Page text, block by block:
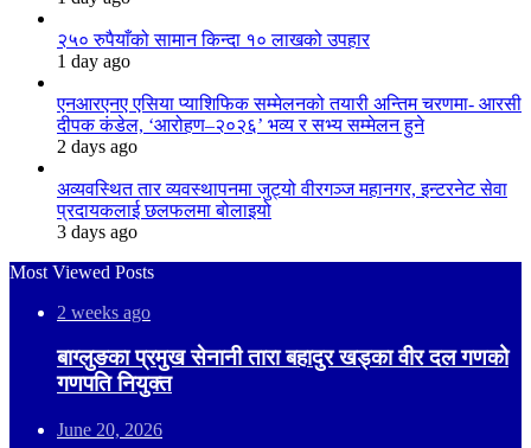
२५० रुपैयाँको सामान किन्दा १० लाखको उपहार
1 day ago
एनआरएनए एसिया प्याशिफिक सम्मेलनको तयारी अन्तिम चरणमा- आरसी
दीपक कंडेल, ‘आरोहण–२०२६’ भव्य र सभ्य सम्मेलन हुने
2 days ago
अव्यवस्थित तार व्यवस्थापनमा जुट्यो वीरगञ्ज महानगर, इन्टरनेट सेवा
प्रदायकलाई छलफलमा बोलाइयो
3 days ago
Most Viewed Posts
2 weeks ago
बाग्लुङका प्रमुख सेनानी तारा बहादुर खड्का वीर दल गणको
गणपति नियुक्त
June 20, 2026